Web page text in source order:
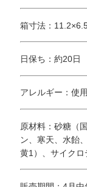
箱寸法：
日保ち：約20日
アレルギー：使
原材料：砂糖（
ン、寒天、水飴
黄1）、サイクロ